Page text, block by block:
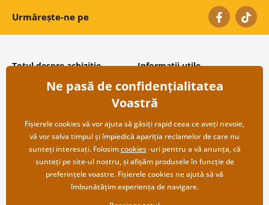
Urmărește-ne pe
Totul despre achiziție
Condiții și termeni generali
Protecția datelor personale
Transport și modalități de plată
Returnare
Informații utile
Despre noi
Întrebări frecvente
Contacte
Cooperare angro
Ne pasă de confidențialitatea
Voastră
Fișierele cookies vă vor ajuta să găsiți rapid ceea ce aveți nevoie,
vă vor salva timpul și împiedică apariția reclamelor de care nu
sunteți interesați. Folosimcookies-uri pentru a vă anunța, că
sunteți pe site-ul nostru, și afișăm produsele în funcție de
preferințele voastre. Fișierele cookies ne ajută să vă
îmbunătățim experiența de navigare.